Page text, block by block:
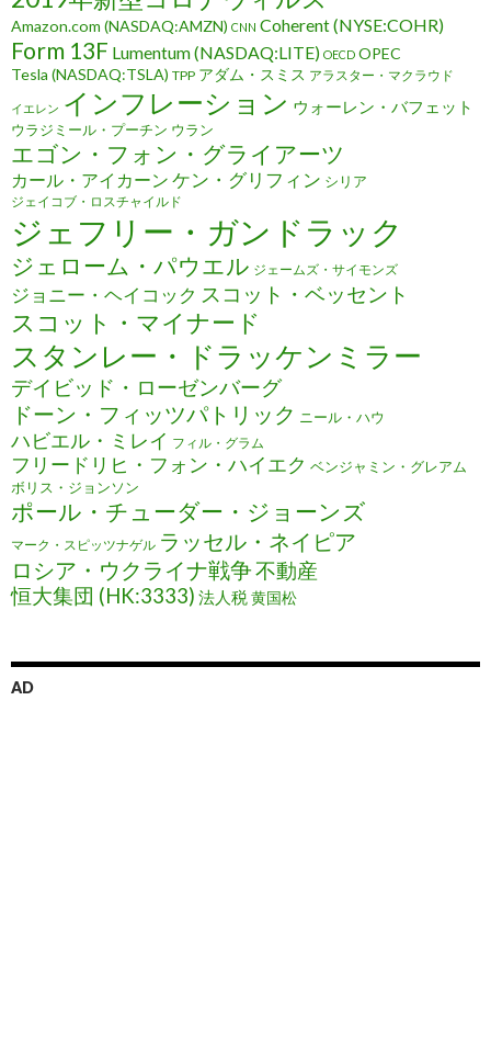
Amazon.com (NASDAQ:AMZN) CNN Coherent (NYSE:COHR)
Form 13F Lumentum (NASDAQ:LITE) OECD OPEC
Tesla (NASDAQ:TSLA) TPP アダム・スミス アラスター・マクラウド
イエレン インフレーション ウォーレン・バフェット
ウラジミール・プーチン ウラン
エゴン・フォン・グライアーツ
カール・アイカーン ケン・グリフィン シリア
ジェイコブ・ロスチャイルド
ジェフリー・ガンドラック
ジェローム・パウエル ジェームズ・サイモンズ
ジョニー・ヘイコック スコット・ベッセント
スコット・マイナード
スタンレー・ドラッケンミラー
デイビッド・ローゼンバーグ
ドーン・フィッツパトリック ニール・ハウ
ハビエル・ミレイ フィル・グラム
フリードリヒ・フォン・ハイエク ベンジャミン・グレアム
ボリス・ジョンソン
ポール・チューダー・ジョーンズ
マーク・スピッツナゲル ラッセル・ネイピア
ロシア・ウクライナ戦争不動産
恒大集団 (HK:3333) 法人税黄国松
AD